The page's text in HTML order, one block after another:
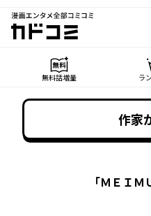
漫画エンタメ全部コミコミ
カドコミ
無料話増量 ラ
作家
「ＭＥＩＭ